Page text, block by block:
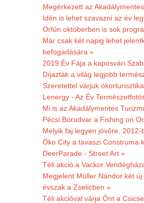
Megérkezett az
Idén is lehet szavazni az év
Orfűn októberben is sok
Már csak két napig lehet
befogadására »
2019.Év Fája a kaposvári
Díjazták a világ legjobb
Szeretettel várjuk
Lenergy - Az Év
Mi is az Akadálymentes
Pécsi Borudvar a Fishing on
Melyik faj legyen jövőre,
Öko City a tavaszi Construma
DeerParade - Street Art »
Téli akció a Vackor
Megjelent Müller Nándor két
évszak a Zselicben »
Téli akcióval várja Önt a